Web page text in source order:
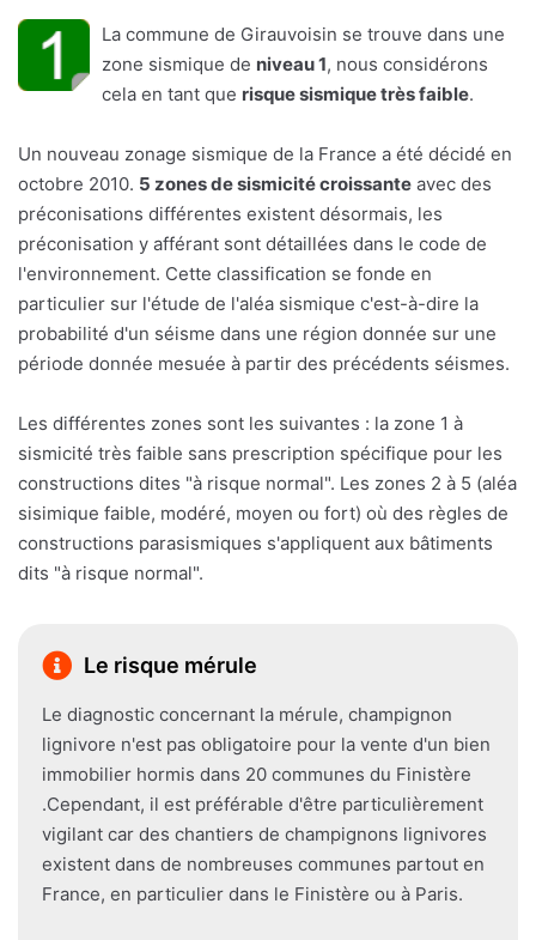
La commune de Girauvoisin se trouve dans une
zone sismique de niveau 1, nous considérons
cela en tant que risque sismique très faible.
Un nouveau zonage sismique de la France a été décidé en
octobre 2010. 5 zones de sismicité croissante avec des
préconisations différentes existent désormais, les
préconisation y afférant sont détaillées dans le code de
l'environnement. Cette classification se fonde en
particulier sur l'étude de l'aléa sismique c'est-à-dire la
probabilité d'un séisme dans une région donnée sur une
période donnée mesuée à partir des précédents séismes.
Les différentes zones sont les suivantes : la zone 1 à
sismicité très faible sans prescription spécifique pour les
constructions dites "à risque normal". Les zones 2 à 5 (aléa
sisimique faible, modéré, moyen ou fort) où des règles de
constructions parasismiques s'appliquent aux bâtiments
dits "à risque normal".
Le risque mérule
Le diagnostic concernant la mérule, champignon
lignivore n'est pas obligatoire pour la vente d'un bien
immobilier hormis dans 20 communes du Finistère
.Cependant, il est préférable d'être particulièrement
vigilant car des chantiers de champignons lignivores
existent dans de nombreuses communes partout en
France, en particulier dans le Finistère ou à Paris.